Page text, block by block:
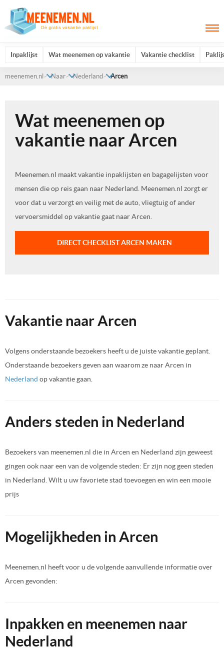
Inpaklijst Wat meenemen op vakantie Vakantie checklist
meenemen.nl Naar Nederland Arcen
Wat meenemen op
vakantie naar Arcen
Meenemen.nl maakt vakantie inpaklijsten en bagagelijsten voor
mensen die op reis gaan naar Nederland. Meenemen.nl zorgt er
voor dat u verzorgt en veilig met de auto, vliegtuig of ander
vervoersmiddel op vakantie gaat naar Arcen.
DIRECT CHECKLIST ARCEN MAKEN
Vakantie naar Arcen
Volgens onderstaande bezoekers heeft u de juiste vakantie geplant.
Onderstaande bezoekers geven aan waarom ze naar Arcen in
Nederland op vakantie gaan.
Anders steden in Nederland
Bezoekers van meenemen.nl die in Arcen en Nederland zijn geweest
gingen ook naar een van de volgende steden: Er zijn nog geen steden
in Nederland. Wilt u uw favoriete stad toevoegen en win een mooie
prijs
Mogelijkheden in Arcen
Meenemen.nl heeft voor u de volgende aanvullende informatie over
Arcen gevonden:
Inpakken en meenemen naar
Nederland